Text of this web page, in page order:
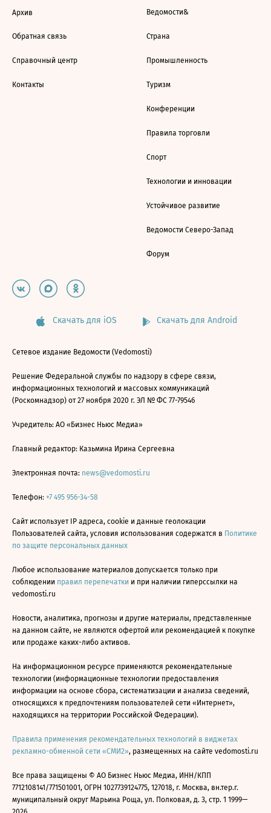
Архив
Обратная связь
Справочный центр
Контакты
Ведомости&
Страна
Промышленность
Туризм
Конференции
Правила торговли
Спорт
Технологии и инновации
Устойчивое развитие
Ведомости Северо-Запад
Форум
Скачать для iOS Скачать для Android
Сетевое издание Ведомости (Vedomosti)
Решение Федеральной службы по надзору в сфере связи,
информационных технологий и массовых коммуникаций
(Роскомнадзор) от 27 ноября 2020 г. ЭЛ № ФС 77-79546
Учредитель: АО «Бизнес Ньюс Медиа»
Главный редактор: Казьмина Ирина Сергеевна
Электронная почта: news@vedomosti.ru
Телефон: +7 495 956-34-58
Сайт использует IP адреса, cookie и данные геолокации
Пользователей сайта, условия использования содержатся в Политике
по защите персональных данных
Любое использование материалов допускается только при
соблюдении правил перепечатки и при наличии гиперссылки на
vedomosti.ru
Новости, аналитика, прогнозы и другие материалы, представленные
на данном сайте, не являются офертой или рекомендацией к покупке
или продаже каких-либо активов.
На информационном ресурсе применяются рекомендательные
технологии (информационные технологии предоставления
информации на основе сбора, систематизации и анализа сведений,
относящихся к предпочтениям пользователей сети «Интернет»,
находящихся на территории Российской Федерации).
Правила применения рекомендательных технологий в виджетах
рекламно-обменной сети «СМИ2», размещенных на сайте vedomosti.ru
Все права защищены © АО Бизнес Ньюс Медиа, ИНН/КПП
7712108141/771501001, ОГРН 1027739124775, 127018, г. Москва, вн.тер.г.
муниципальный округ Марьина Роща, ул. Полковая, д. 3, стр. 1 1999—